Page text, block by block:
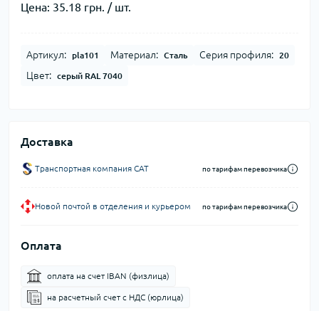
Цена: 35.18 грн. / шт.
Артикул: pla101 Материал: Сталь Серия профиля: 20
Цвет: серый RAL 7040
Доставка
Транспортная компания CAT по тарифам перевозчика
Новой почтой в отделения и курьером по тарифам перевозчика
Оплата
оплата на счет IBAN (физлица)
на расчетный счет c НДС (юрлица)